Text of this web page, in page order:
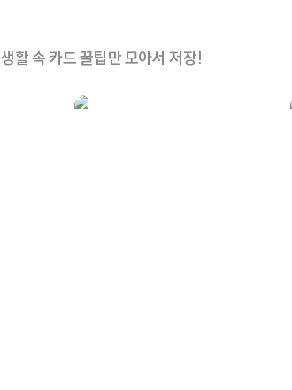
생활 속 카드 꿀팁만 모아서 저장!